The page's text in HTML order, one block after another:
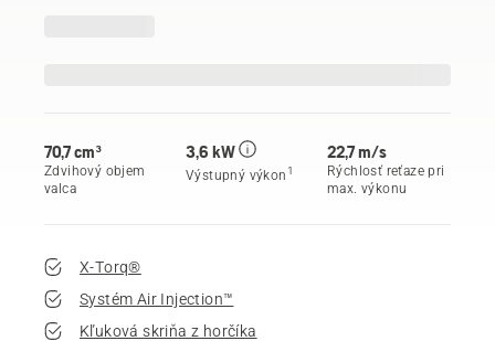
70,7 cm³
Zdvihový objem
valca
3,6 kW
Výstupný výkon 1
22,7 m/s
Rýchlosť reťaze pri
max. výkonu
X-Torq®
Systém Air Injection™
Kľuková skriňa z horčíka